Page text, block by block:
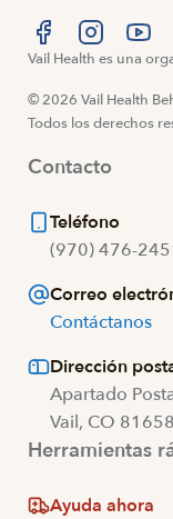
Visítanos en
Visítanos
Vail Health es una
© 2026 Vail Health
Todos los derechos
Contacto
Teléfono
(970) 476-
Correo
Contáctanos
Dirección
Apartado
Vail, CO 81658
Herramientas
Ayuda ahora